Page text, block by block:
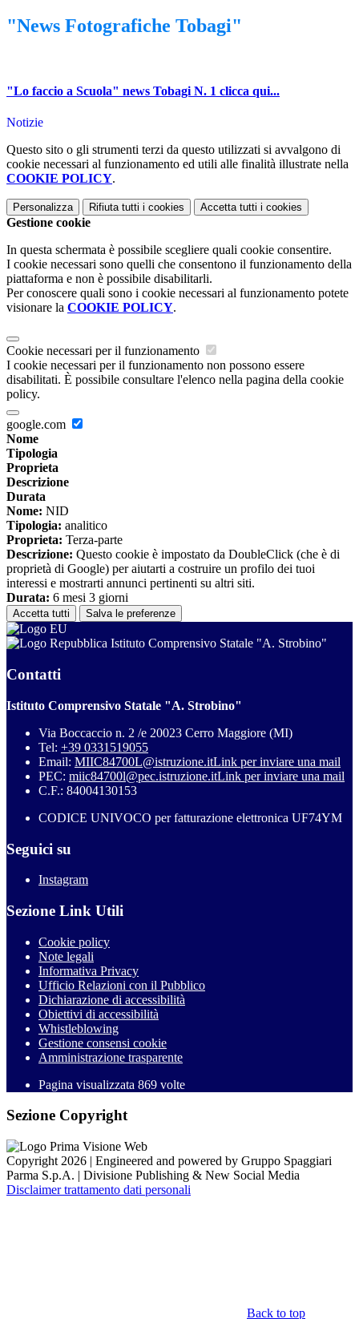
"News Fotografiche Tobagi"
"Lo faccio a Scuola" news Tobagi N. 1 clicca qui...
Notizie
Questo sito o gli strumenti terzi da questo utilizzati si avvalgono di
cookie necessari al funzionamento ed utili alle finalità illustrate nella
COOKIE POLICY.
Personalizza Rifiuta tutti i cookies Accetta tutti i cookies
Gestione cookie
In questa schermata è possibile scegliere quali cookie consentire.
I cookie necessari sono quelli che consentono il funzionamento della
piattaforma e non è possibile disabilitarli.
Per conoscere quali sono i cookie necessari al funzionamento potete
visionare la COOKIE POLICY.
Cookie necessari per il funzionamento
I cookie necessari per il funzionamento non possono essere
disabilitati. È possibile consultare l'elenco nella pagina della cookie
policy.
google.com
Nome
Tipologia
Proprieta
Descrizione
Durata
Nome: NID
Tipologia: analitico
Proprieta: Terza-parte
Descrizione: Questo cookie è impostato da DoubleClick (che è di
proprietà di Google) per aiutarti a costruire un profilo dei tuoi
interessi e mostrarti annunci pertinenti su altri siti.
Durata: 6 mesi 3 giorni
Accetta tutti Salva le preferenze
Istituto Comprensivo Statale "A. Strobino"
Contatti
Istituto Comprensivo Statale "A. Strobino"
Via Boccaccio n. 2 /e 20023 Cerro Maggiore (MI)
Tel: +39 0331519055
Email: MIIC84700L@istruzione.itLink per inviare una mail
PEC: miic84700l@pec.istruzione.itLink per inviare una mail
C.F.: 84004130153
CODICE UNIVOCO per fatturazione elettronica UF74YM
Seguici su
Instagram
Sezione Link Utili
Cookie policy
Note legali
Informativa Privacy
Ufficio Relazioni con il Pubblico
Dichiarazione di accessibilità
Obiettivi di accessibilità
Whistleblowing
Gestione consensi cookie
Amministrazione trasparente
Pagina visualizzata 869 volte
Sezione Copyright
Copyright 2026 | Engineered and powered by Gruppo Spaggiari
Parma S.p.A. | Divisione Publishing & New Social Media
Disclaimer trattamento dati personali
Back to top